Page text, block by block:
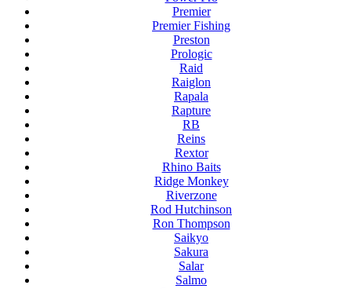
Premier
Premier Fishing
Preston
Prologic
Raid
Raiglon
Rapala
Rapture
RB
Reins
Rextor
Rhino Baits
Ridge Monkey
Riverzone
Rod Hutchinson
Ron Thompson
Saikyo
Sakura
Salar
Salmo